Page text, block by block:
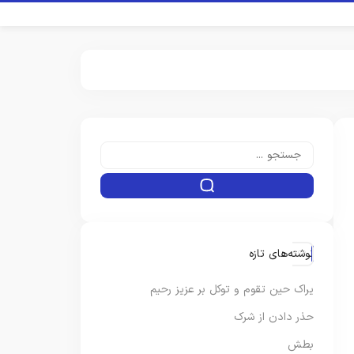
نوشته‌های تازه
یراک حین تقوم و توکل بر عزیز رحیم
حذر دادن از شرک
بطش